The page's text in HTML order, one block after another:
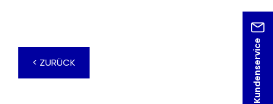
Kundenservice
< ZURÜCK